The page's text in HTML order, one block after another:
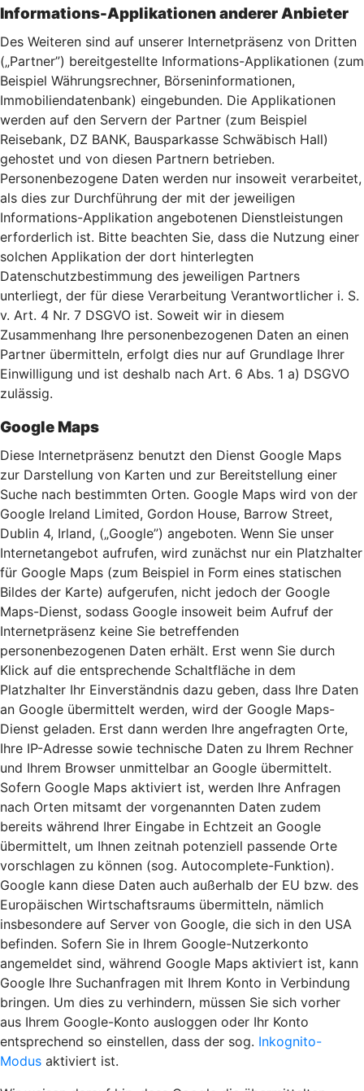
Informations-Applikationen anderer Anbieter
Des Weiteren sind auf unserer Internetpräsenz von Dritten
(„Partner”) bereitgestellte Informations-Applikationen (zum
Beispiel Währungsrechner, Börseninformationen,
Immobiliendatenbank) eingebunden. Die Applikationen
werden auf den Servern der Partner (zum Beispiel
Reisebank, DZ BANK, Bausparkasse Schwäbisch Hall)
gehostet und von diesen Partnern betrieben.
Personenbezogene Daten werden nur insoweit verarbeitet,
als dies zur Durchführung der mit der jeweiligen
Informations-Applikation angebotenen Dienstleistungen
erforderlich ist. Bitte beachten Sie, dass die Nutzung einer
solchen Applikation der dort hinterlegten
Datenschutzbestimmung des jeweiligen Partners
unterliegt, der für diese Verarbeitung Verantwortlicher i. S.
v. Art. 4 Nr. 7 DSGVO ist. Soweit wir in diesem
Zusammenhang Ihre personenbezogenen Daten an einen
Partner übermitteln, erfolgt dies nur auf Grundlage Ihrer
Einwilligung und ist deshalb nach Art. 6 Abs. 1 a) DSGVO
zulässig.
Google Maps
Diese Internetpräsenz benutzt den Dienst Google Maps
zur Darstellung von Karten und zur Bereitstellung einer
Suche nach bestimmten Orten. Google Maps wird von der
Google Ireland Limited, Gordon House, Barrow Street,
Dublin 4, Irland, („Google”) angeboten. Wenn Sie unser
Internetangebot aufrufen, wird zunächst nur ein Platzhalter
für Google Maps (zum Beispiel in Form eines statischen
Bildes der Karte) aufgerufen, nicht jedoch der Google
Maps-Dienst, sodass Google insoweit beim Aufruf der
Internetpräsenz keine Sie betreffenden
personenbezogenen Daten erhält. Erst wenn Sie durch
Klick auf die entsprechende Schaltfläche in dem
Platzhalter Ihr Einverständnis dazu geben, dass Ihre Daten
an Google übermittelt werden, wird der Google Maps-
Dienst geladen. Erst dann werden Ihre angefragten Orte,
Ihre IP-Adresse sowie technische Daten zu Ihrem Rechner
und Ihrem Browser unmittelbar an Google übermittelt.
Sofern Google Maps aktiviert ist, werden Ihre Anfragen
nach Orten mitsamt der vorgenannten Daten zudem
bereits während Ihrer Eingabe in Echtzeit an Google
übermittelt, um Ihnen zeitnah potenziell passende Orte
vorschlagen zu können (sog. Autocomplete-Funktion).
Google kann diese Daten auch außerhalb der EU bzw. des
Europäischen Wirtschaftsraums übermitteln, nämlich
insbesondere auf Server von Google, die sich in den USA
befinden. Sofern Sie in Ihrem Google-Nutzerkonto
angemeldet sind, während Google Maps aktiviert ist, kann
Google Ihre Suchanfragen mit Ihrem Konto in Verbindung
bringen. Um dies zu verhindern, müssen Sie sich vorher
aus Ihrem Google-Konto ausloggen oder Ihr Konto
entsprechend so einstellen, dass der sog. Inkognito-
Modus aktiviert ist.